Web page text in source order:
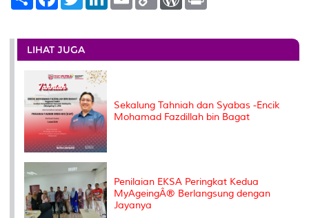
e
a
b
o
o
w
t
e
r
e
I
m
l
L
n
P
e
t
LIHAT JUGA
Sekalung Tahniah dan Syabas -Encik
Mohamad Fazdillah bin Bagat
Penilaian EKSA Peringkat Kedua
MyAgeingÂ® Berlangsung dengan
Jayanya